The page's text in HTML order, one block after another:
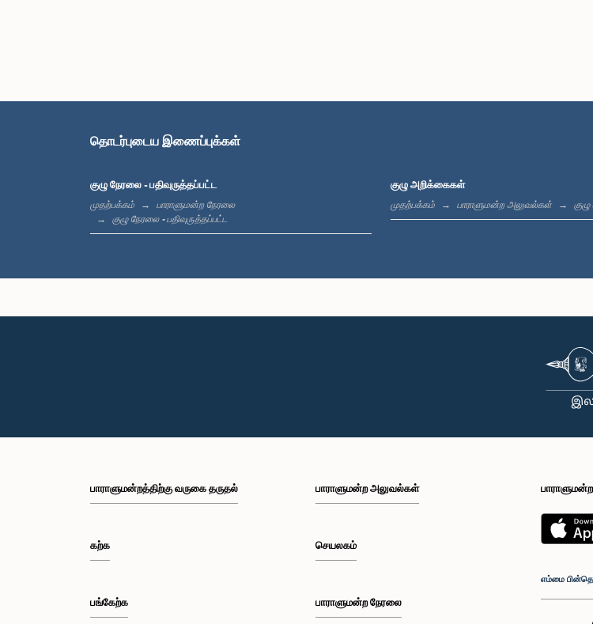
தொடர்புடைய இணைப்புக்கள்
குழு நேரலை - பதிவுருத்தப்பட்ட
முதற்பக்கம்
பாராளுமன்ற நேரலை
குழு நேரலை - பதிவுருத்தப்பட்ட
குழு அறிக்கைகள்
முதற்பக்கம் பாராளுமன்ற அலுவல்கள்
பாராளுமன்றத்திற்கு வருகை தருதல்
கற்க
பங்கேற்க
பாராளுமன்ற அலுவல்கள்
செயலகம்
பாராளுமன்ற நேரலை
எம்மை